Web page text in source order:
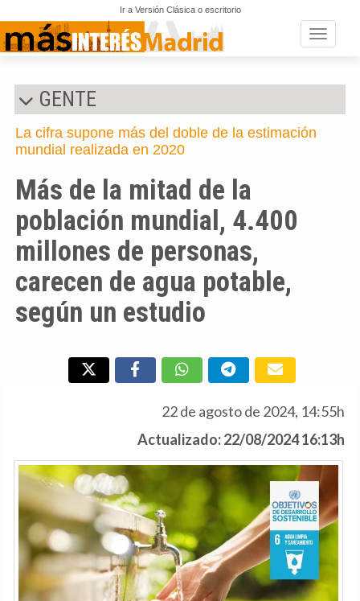
Ir a Versión Clásica o escritorio
Toggle
GENTE
La cifra supone más del doble de la estimación
mundial realizada en 2020
Más de la mitad de la
población mundial, 4.400
millones de personas,
carecen de agua potable,
según un estudio
22 de agosto de 2024, 14:55h
Actualizado: 22/08/2024 16:13h